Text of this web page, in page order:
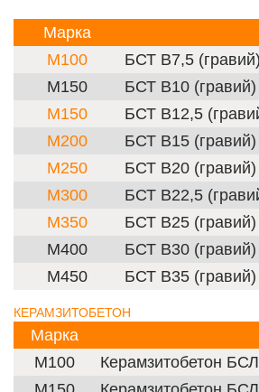
Марка
М100
БСТ В7,5
М150
БСТ В10
М150
БСТ В12,5
М200
БСТ В15
М250
БСТ В20
М300
БСТ В22,5
М350
БСТ В25
М400
БСТ В30
М450
БСТ В35
КЕРАМЗИТОБЕТОН
Марка
М100
Керамзитобетон